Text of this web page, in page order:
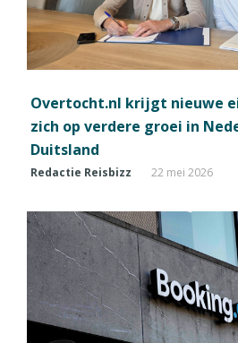
Overtocht.nl krijgt nieuwe
zich op verdere groei in
Duitsland
Redactie Reisbizz 22 mei 2026